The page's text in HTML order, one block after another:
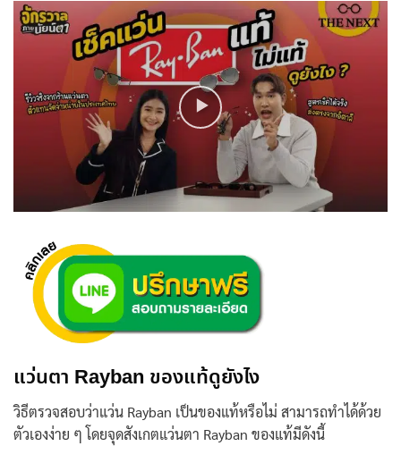
แว่นตา Rayban ของแท้ดูยังไง
วิธีตรวจสอบว่าแว่น Rayban เป็นของแท้หรือไม่ สามารถทำได้ด้วย
ตัวเองง่าย ๆ โดยจุดสังเกตแว่นตา Rayban ของแท้มีดังนี้